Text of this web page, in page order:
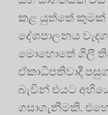
කළ යුත්තේ කුමක්
දේශපාලනය
මොහොතේ ගිලී
ඒකාධිපතිවාදී
බැවින් එයට
ගසාගැනීමකි.